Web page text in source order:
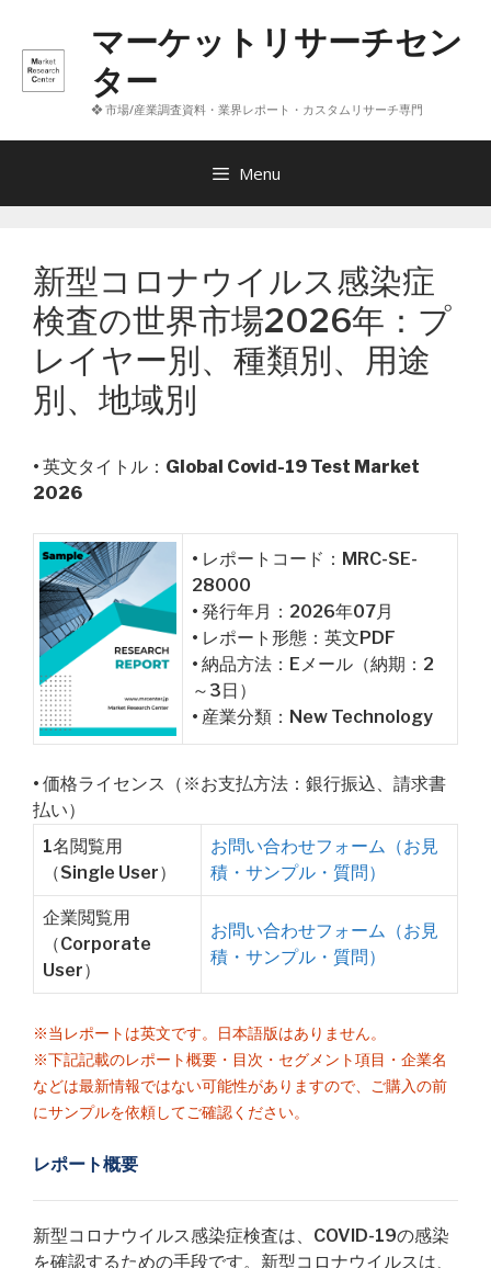
へ
マーケットリサーチセン
ター
❖ 市場/産業調査資料・業界レポート・カスタムリサーチ専門
Menu
新型コロナウイルス感染症
検査の世界市場2026年：プ
レイヤー別、種類別、用途
別、地域別
• 英文タイトル： Global Covid-19 Test Market
2026
• レポートコード：MRC-SE-
28000
• 発行年月：2026年07月
• レポート形態：英文PDF
• 納品方法：Eメール（納期：2
～3日）
• 産業分類：New Technology
• 価格ライセンス（※お支払方法：銀行振込、請求書
払い）
1名閲覧用
（Single User）
お問い合わせフォーム（お見
積・サンプル・質問）
企業閲覧用
（Corporate
User）
お問い合わせフォーム（お見
積・サンプル・質問）
※当レポートは英文です。日本語版はありません。
※下記記載のレポート概要・目次・セグメント項目・企業名
などは最新情報ではない可能性がありますので、ご購入の前
にサンプルを依頼してご確認ください。
レポート概要
新型コロナウイルス感染症検査は、COVID-19の感染
を確認するための手段です。新型コロナウイルスは、